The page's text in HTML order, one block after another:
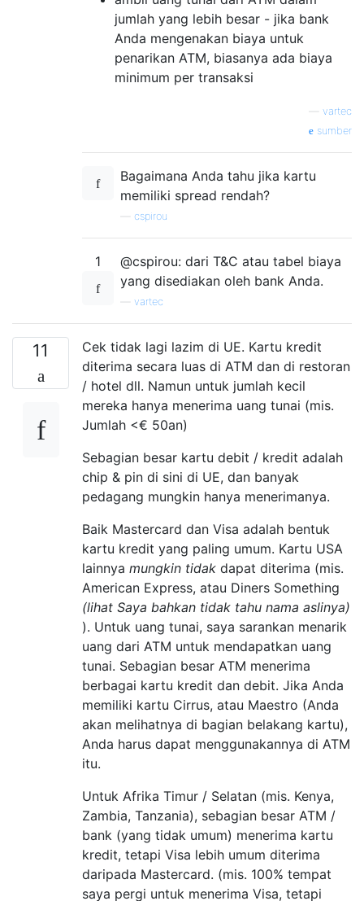
jumlah yang lebih besar - jika bank
Anda mengenakan biaya untuk
penarikan ATM, biasanya ada biaya
minimum per transaksi
vartec
sumber
Bagaimana Anda tahu jika kartu
memiliki spread rendah?
cspirou
1
@cspirou: dari T&C atau tabel biaya
yang disediakan oleh bank Anda.
vartec
11
Cek tidak lagi lazim di UE. Kartu kredit
diterima secara luas di ATM dan di restoran
/ hotel dll. Namun untuk jumlah kecil
mereka hanya menerima uang tunai (mis.
Jumlah <€ 50an)
Sebagian besar kartu debit / kredit adalah
chip & pin di sini di UE, dan banyak
pedagang mungkin hanya menerimanya.
Baik Mastercard dan Visa adalah bentuk
kartu kredit yang paling umum. Kartu USA
lainnya mungkin tidak dapat diterima (mis.
American Express, atau Diners Something
(lihat Saya bahkan tidak tahu nama aslinya)
). Untuk uang tunai, saya sarankan menarik
uang dari ATM untuk mendapatkan uang
tunai. Sebagian besar ATM menerima
berbagai kartu kredit dan debit. Jika Anda
memiliki kartu Cirrus, atau Maestro (Anda
akan melihatnya di bagian belakang kartu),
Anda harus dapat menggunakannya di ATM
itu.
Untuk Afrika Timur / Selatan (mis. Kenya,
Zambia, Tanzania), sebagian besar ATM /
bank (yang tidak umum) menerima kartu
kredit, tetapi Visa lebih umum diterima
daripada Mastercard. (mis. 100% tempat
saya pergi untuk menerima Visa, tetapi